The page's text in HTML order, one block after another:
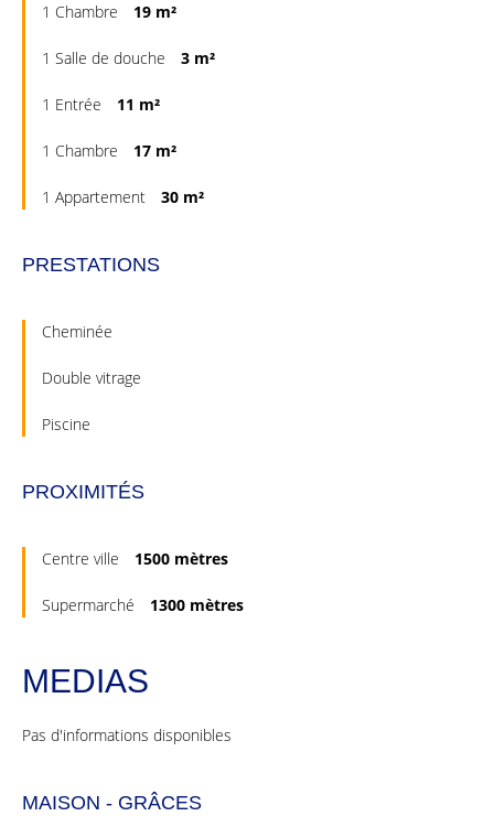
1 Chambre 19 m²
1 Salle de douche 3 m²
1 Entrée 11 m²
1 Chambre 17 m²
1 Appartement 30 m²
PRESTATIONS
Cheminée
Double vitrage
Piscine
PROXIMITÉS
Centre ville 1500 mètres
Supermarché 1300 mètres
MEDIAS
Pas d'informations disponibles
MAISON - GRÂCES